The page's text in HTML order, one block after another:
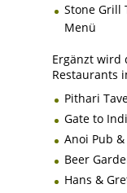
Stone Grill
Menü
Ergänzt wird
Restaurants
Pithari
Gate to
Anoi Pub
Beer
Hans &